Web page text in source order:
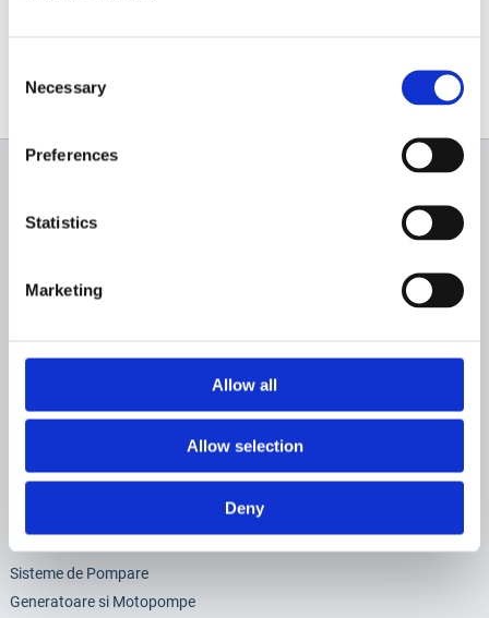
Selection
Necessary
Preferences
Statistics
Marketing
Allow all
Allow selection
Deny
Sunt de acord sa primesc newslettere
Categorii
Sisteme de Pompare
Generatoare si Motopompe